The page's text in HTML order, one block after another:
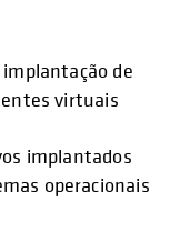
de
virtuais
implantados
operacionais